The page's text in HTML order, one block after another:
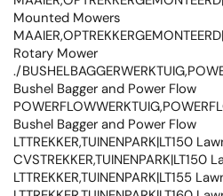
Mounted Mowers
Rotary Mower
./
Bushel Bagger and Power Flow
Bushel Bagger and Power Flow
LTTREKKER,TUINENPARK|LT150
CVSTREKKER,TUINENPARK|LT150
LTTREKKER,TUINENPARK|LT155